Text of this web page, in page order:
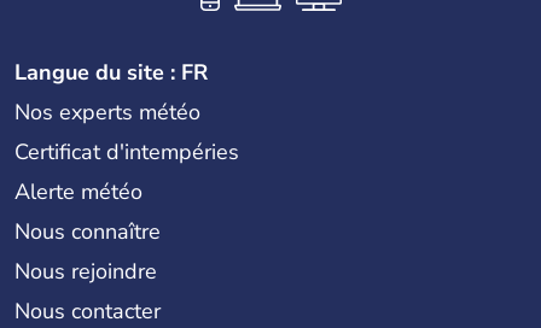
Langue du site : FR
Nos experts météo
Certificat d'intempéries
Alerte météo
Nous connaître
Nous rejoindre
Nous contacter